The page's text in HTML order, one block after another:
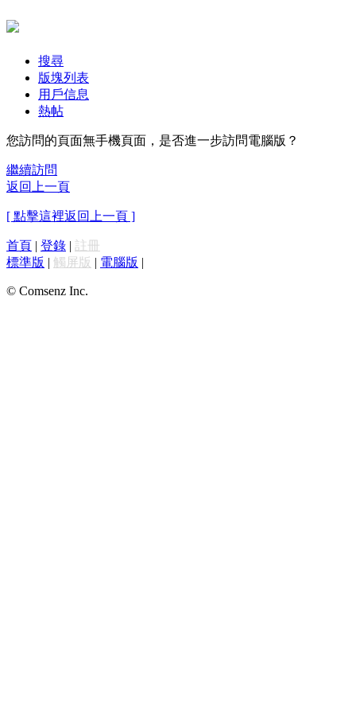
搜尋
版塊列表
用戶信息
熱帖
您訪問的頁面無手機頁面，是否進一步訪問電腦版？
繼續訪問
返回上一頁
[ 點擊這裡返回上一頁 ]
首頁 | 登錄 | 註冊
標準版 | 觸屏版 | 電腦版 |
© Comsenz Inc.